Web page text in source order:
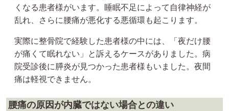
くなる患者様がいます。睡眠不足によって自律神経が
乱れ、さらに腰痛が悪化する悪循環も起こります。
実際に整骨院で経験した患者様の中には、「夜だけ腰
が痛くて眠れない」と訴えるケースがありました。病
院受診後に膵炎が見つかった患者様もいました。夜間
痛は軽視できません。
腰痛の原因が内臓ではない場合との違い